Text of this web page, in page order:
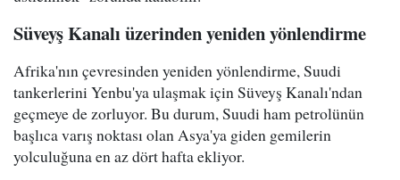
Süveyş Kanalı üzerinden yeniden yönlendirme
Afrika'nın çevresinden yeniden yönlendirme, Suudi
tankerlerini Yenbu'ya ulaşmak için Süveyş Kanalı'ndan
geçmeye de zorluyor. Bu durum, Suudi ham petrolünün
başlıca varış noktası olan Asya'ya giden gemilerin
yolculuğuna en az dört hafta ekliyor.